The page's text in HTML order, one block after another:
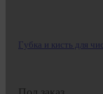
Губка и кисть для